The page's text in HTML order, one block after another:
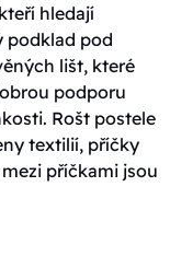
hledají
podklad pod
lišt, které
podporu
Rošt postele
textilií, příčky
příčkami jsou